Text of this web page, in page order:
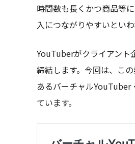
時間数も長くかつ商品等
入につながりやすいといわ
YouTuberがクライアント
締結します。今回は、こ
あるバーチャルYouTuber
ています。